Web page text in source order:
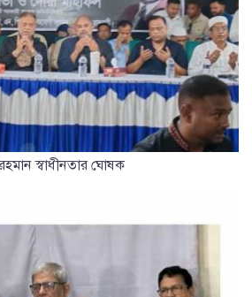
স্বাধীনতার ঘোষক